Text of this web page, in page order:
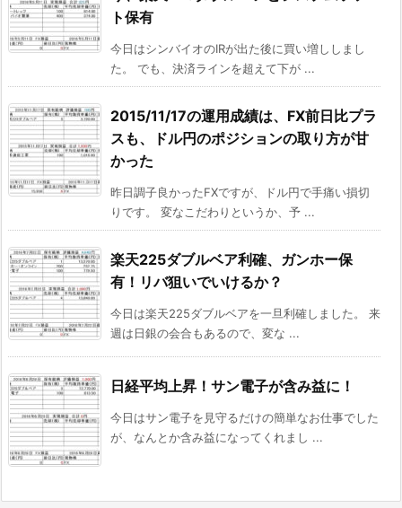
ト保有
今日はシンバイオのIRが出た後に買い増ししまし
た。 でも、決済ラインを超えて下が ...
2015/11/17の運用成績は、FX前日比プラ
スも、ドル円のポジションの取り方が甘
かった
昨日調子良かったFXですが、ドル円で手痛い損切
りです。 変なこだわりというか、予 ...
楽天225ダブルベア利確、ガンホー保
有！リバ狙いでいけるか？
今日は楽天225ダブルベアを一旦利確しました。 来
週は日銀の会合もあるので、変な ...
日経平均上昇！サン電子が含み益に！
今日はサン電子を見守るだけの簡単なお仕事でした
が、なんとか含み益になってくれまし ...